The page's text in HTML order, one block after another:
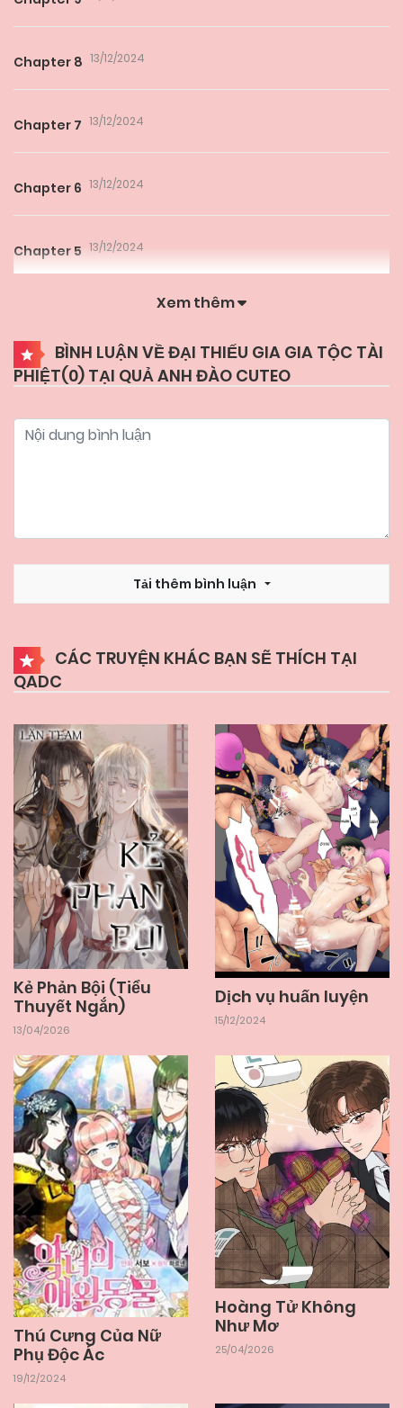
Chapter 8 13/12/2024
Chapter 7 13/12/2024
Chapter 6 13/12/2024
Chapter 5 13/12/2024
Chapter 3 13/12/2024
Chapter 2 13/12/2024
Xem thêm
BÌNH LUẬN VỀ ĐẠI THIẾU GIA GIA TỘC TÀI
PHIỆT(0) TẠI QUẢ ANH ĐÀO CUTEO
Tải thêm bình luận
CÁC TRUYỆN KHÁC BẠN SẼ THÍCH TẠI
QADC
Kẻ Phản Bội (Tiểu
Thuyết Ngắn)
13/04/2026
Dịch vụ huấn luyện
15/12/2024
Thú Cưng Của Nữ
Phụ Độc Ác
19/12/2024
Hoàng Tử Không
Như Mơ
25/04/2026